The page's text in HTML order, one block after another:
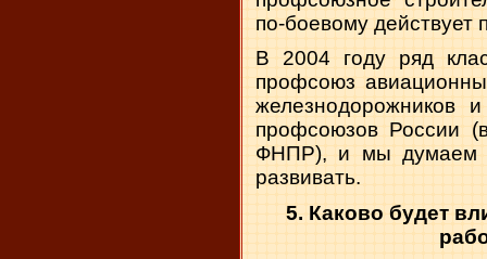
по-боевому действует
В 2004 году ряд
профсоюз
железнодорожников
профсоюзов России
ФНПР), и мы думаем
развивать.
5. Каково будет